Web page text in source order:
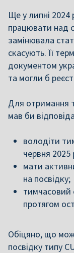
Ще у липні
працювати над
замінювала
скасують. Її
документом
та могли б
Для отримання
мав би
володіти
червня 2025
мати
на посвідку;
тимчасовий
протягом
Обіцяно, що
посвідку типу